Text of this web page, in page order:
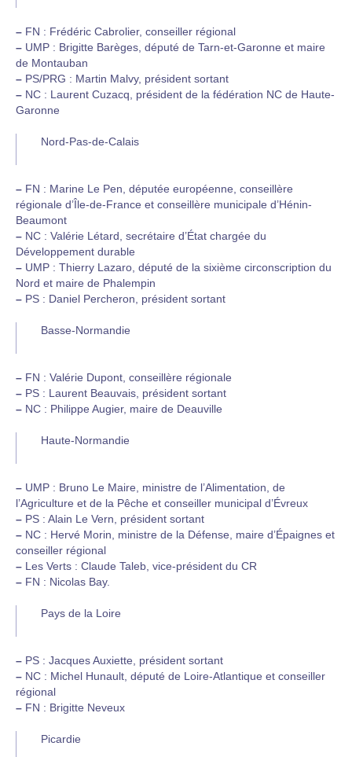
– FN : Frédéric Cabrolier, conseiller régional
– UMP : Brigitte Barèges, député de Tarn-et-Garonne et maire
de Montauban
– PS/PRG : Martin Malvy, président sortant
– NC : Laurent Cuzacq, président de la fédération NC de Haute-
Garonne
Nord-Pas-de-Calais
– FN : Marine Le Pen, députée européenne, conseillère
régionale d’Île-de-France et conseillère municipale d’Hénin-
Beaumont
– NC : Valérie Létard, secrétaire d’État chargée du
Développement durable
– UMP : Thierry Lazaro, député de la sixième circonscription du
Nord et maire de Phalempin
– PS : Daniel Percheron, président sortant
Basse-Normandie
– FN : Valérie Dupont, conseillère régionale
– PS : Laurent Beauvais, président sortant
– NC : Philippe Augier, maire de Deauville
Haute-Normandie
– UMP : Bruno Le Maire, ministre de l’Alimentation, de
l’Agriculture et de la Pêche et conseiller municipal d’Évreux
– PS : Alain Le Vern, président sortant
– NC : Hervé Morin, ministre de la Défense, maire d’Épaignes et
conseiller régional
– Les Verts : Claude Taleb, vice-président du CR
– FN : Nicolas Bay.
Pays de la Loire
– PS : Jacques Auxiette, président sortant
– NC : Michel Hunault, député de Loire-Atlantique et conseiller
régional
– FN : Brigitte Neveux
Picardie